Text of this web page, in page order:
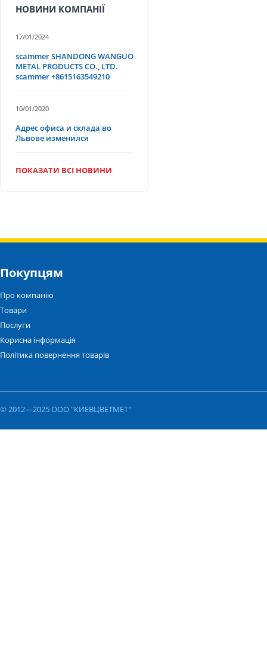
НОВИНИ КОМПАНІЇ
17/01/2024
scammer SHANDONG WANGUO
METAL PRODUCTS CO., LTD.
scammer +8615163549210
10/01/2020
Адрес офиса и склада во
Львове изменился
ПОКАЗАТИ ВСІ НОВИНИ
Покупцям
Про компанію
Товари
Послуги
Корисна інформація
Політика повернення товарів
© 2012—2025 ООО "КИЕВЦВЕТМЕТ"